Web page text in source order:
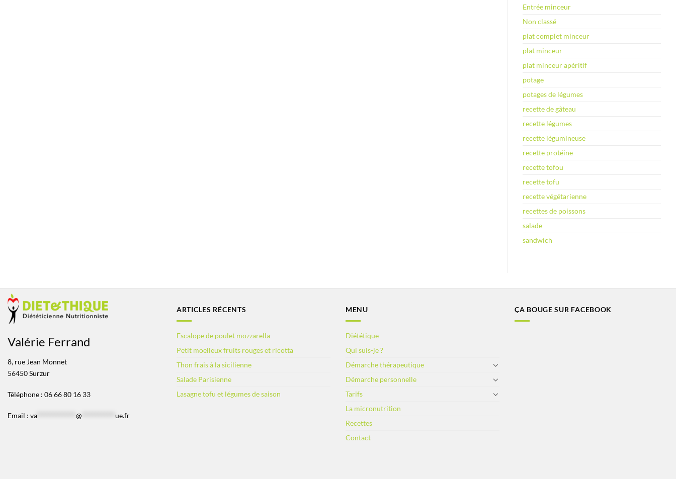
Entrée minceur
Non classé
plat complet minceur
plat minceur
plat minceur apéritif
potage
potages de légumes
recette de gâteau
recette légumes
recette légumineuse
recette protéine
recette tofou
recette tofu
recette végétarienne
recettes de poissons
salade
sandwich
Valérie Ferrand
8, rue Jean Monnet
56450 Surzur
Téléphone : 06 66 80 16 33
Email : va************* @ ue.fr
ARTICLES RÉCENTS
Escalope de poulet mozzarella
Petit moelleux fruits rouges et ricotta
Thon frais à la sicilienne
Salade Parisienne
Lasagne tofu et légumes de saison
MENU
Diététique
Qui suis-je ?
Démarche thérapeutique
Démarche personnelle
Tarifs
La micronutrition
Recettes
Contact
ÇA BOUGE SUR FACEBOOK